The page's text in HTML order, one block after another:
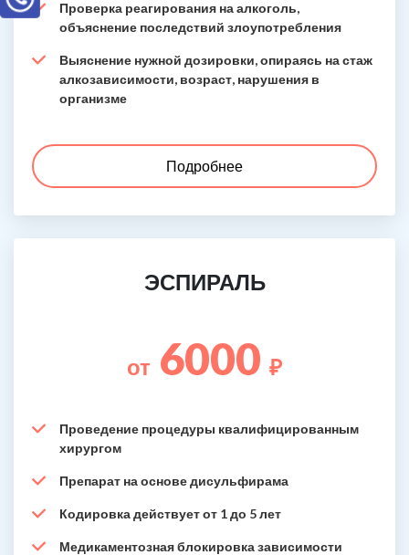
Проверка реагирования на алкоголь,
объяснение последствий злоупотребления
Выяснение нужной дозировки, опираясь на стаж
алкозависимости, возраст, нарушения в
организме
Подробнее
ЭСПИРАЛЬ
от 6000 ₽
Проведение процедуры квалифицированным
хирургом
Препарат на основе дисульфирама
Кодировка действует от 1 до 5 лет
Медикаментозная блокировка зависимости